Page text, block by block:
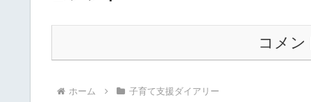
コメン
ホーム 子育て支援ダイアリー